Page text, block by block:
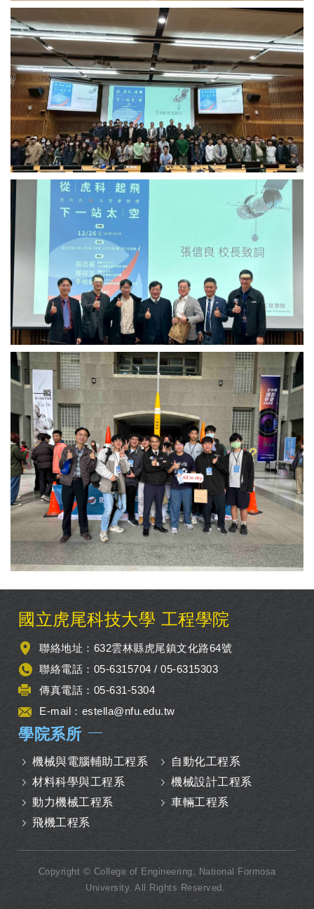
:::國立虎尾科技大學 工程學院
聯絡地址：632雲林縣虎尾鎮文化路64號
聯絡電話：05-6315704 / 05-6315303
傳真電話：05-631-5304
E-mail： estella@nfu.edu.tw
學院系所
機械與電腦輔助工程系
自動化工程系
材料科學與工程系
機械設計工程系
動力機械工程系
車輛工程系
飛機工程系
Copyright © College of Engineering, National Formosa
University. All Rights Reserved.